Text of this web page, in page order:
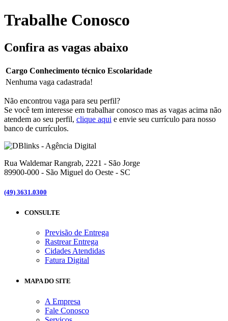
Trabalhe Conosco
Confira as vagas abaixo
Cargo Conhecimento técnico Escolaridade
Nenhuma vaga cadastrada!
Não encontrou vaga para seu perfil?
Se você tem interesse em trabalhar conosco mas as vagas acima não
atendem ao seu perfil, clique aqui e envie seu currículo para nosso
banco de currículos.
Rua Waldemar Rangrab, 2221 - São Jorge
89900-000 - São Miguel do Oeste - SC
(49) 3631.0300
CONSULTE
Previsão de Entrega
Rastrear Entrega
Cidades Atendidas
Fatura Digital
MAPA DO SITE
A Empresa
Fale Conosco